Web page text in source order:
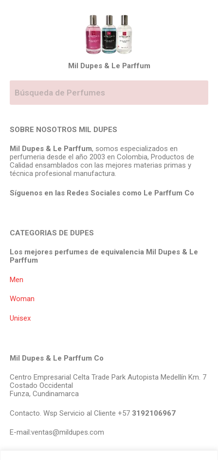
Mil Dupes & Le Parffum
SOBRE NOSOTROS MIL DUPES
Mil Dupes & Le Parffum, somos especializados en
perfumeria desde el año 2003 en Colombia, Productos de
Calidad ensamblados con las mejores materias primas y
técnica profesional manufactura.
Síguenos en las Redes Sociales como Le Parffum Co
CATEGORIAS DE DUPES
Los mejores perfumes de equivalencia Mil Dupes & Le
Parffum
Men
Woman
Unisex
Mil Dupes & Le Parffum Co
Centro Empresarial Celta Trade Park Autopista Medellín Km. 7
Costado Occidental
Funza, Cundinamarca
Contacto. Wsp Servicio al Cliente +57 3192106967
E-mail:ventas@mildupes.com